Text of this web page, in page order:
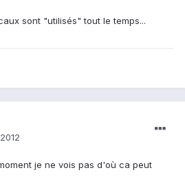
sont "utilisés" tout le temps...
je ne vois pas d'où ca peut